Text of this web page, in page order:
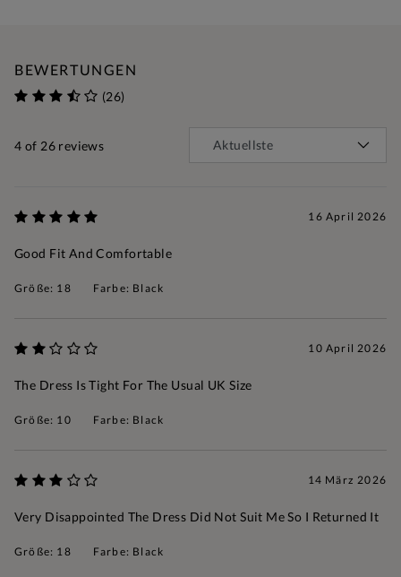
BEWERTUNGEN
(26)
4 of 26 reviews
16 April 2026
Good Fit And Comfortable
Größe: 18 Farbe: Black
10 April 2026
The Dress Is Tight For The Usual UK Size
Größe: 10 Farbe: Black
14 März 2026
Very Disappointed The Dress Did Not Suit Me So I Returned It
Größe: 18 Farbe: Black